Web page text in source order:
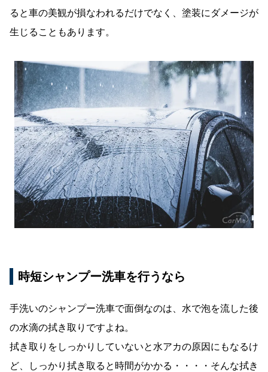
ると車の美観が損なわれるだけでなく、塗装にダメージが
生じることもあります。
時短シャンプー洗車を行うなら
手洗いのシャンプー洗車で面倒なのは、水で泡を流した後
の水滴の拭き取りですよね。
拭き取りをしっかりしていないと水アカの原因にもなるけ
ど、しっかり拭き取ると時間がかかる・・・・そんな拭き